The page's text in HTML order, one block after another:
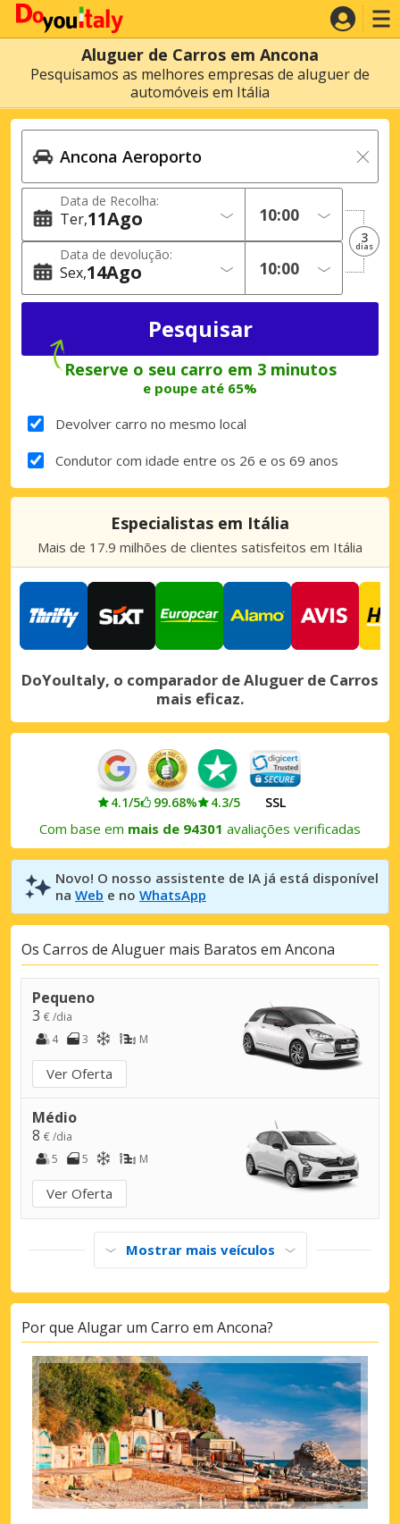
Aluguer de Carros em Ancona
Pesquisamos as melhores empresas de aluguer de
automóveis em Itália
Data de Recolha:
Ter 11Ago
Data de devolução:
Sex 14Ago
3
dias
Reserve o seu carro em 3 minutos
e poupe até 65%
Devolver carro no mesmo local
Condutor com idade entre os 26 e os 69 anos
Especialistas em Itália
Mais de 17.9 milhões de clientes satisfeitos em Itália
DoYouItaly, o comparador de Aluguer de Carros
mais eficaz.
4.1/5 99.68% 4.3/5 SSL
Com base em mais de 94301 avaliações verificadas
Novo! O nosso assistente de IA já está disponível
na Web e no WhatsApp
Os Carros de Aluguer mais Baratos em Ancona
Pequeno
3 € /dia
4
3 M
Ver Oferta
Médio
8 € /dia
5
5 M
Ver Oferta
Mostrar mais veículos
Por que Alugar um Carro em Ancona?